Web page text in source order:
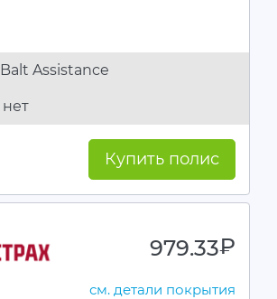
Balt Assistance
нет
Купить полис
979.33руб.
см. детали покрытия